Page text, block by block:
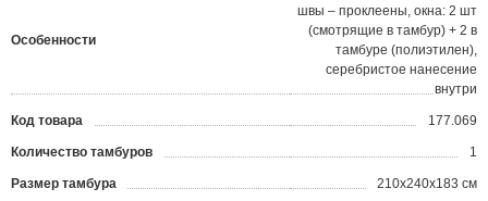
Особенности
швы – проклеены, окна: 2 шт
(смотрящие в тамбур) + 2 в
тамбуре (полиэтилен),
серебристое нанесение
внутри
Код товара 177.069
Количество тамбуров 1
Размер тамбура 210x240x183 см